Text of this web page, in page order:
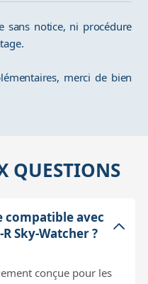
sans notice, ni procédure
merci de bien
QUESTIONS
compatible avec
Sky-Watcher ?
conçue pour les